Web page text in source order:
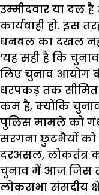
उम्मीदवार या
कार्यवाही हो. इस
धनबल का दखल
‘यह सही है कि
लिए चुनाव आयोग
धरपकड़ तक
कम है, क्योंकि
पुलिस मामले को
सरगना छुटभैयों को
दरअसल, लोकतंत्र
चुनाव में आज जिस
लोकसभा संसदीय